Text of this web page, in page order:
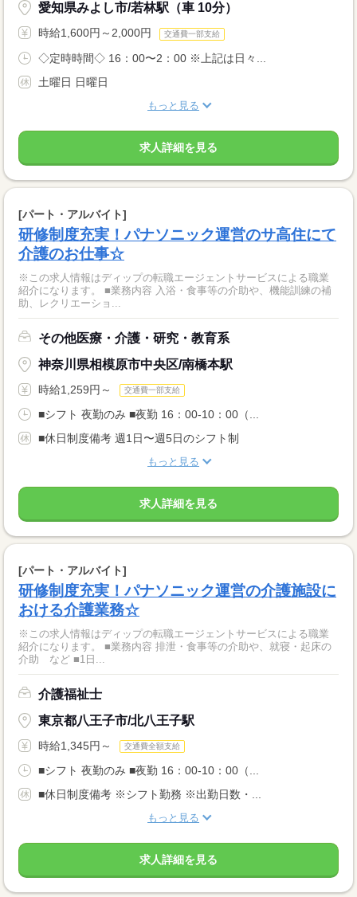
愛知県みよし市/若林駅（車 10分）
時給1,600円～2,000円 交通費一部支給
◇定時時間◇ 16：00〜2：00 ※上記は日々...
土曜日 日曜日
もっと見る
求人詳細を見る
[パート・アルバイト]
研修制度充実！パナソニック運営のサ高住にて
介護のお仕事☆
※この求人情報はディップの転職エージェントサービスによる職業
紹介になります。 ■業務内容 入浴・食事等の介助や、機能訓練の補
助、レクリエーショ...
その他医療・介護・研究・教育系
神奈川県相模原市中央区/南橋本駅
時給1,259円～ 交通費一部支給
■シフト 夜勤のみ ■夜勤 16：00-10：00（...
■休日制度備考 週1日〜週5日のシフト制
もっと見る
求人詳細を見る
[パート・アルバイト]
研修制度充実！パナソニック運営の介護施設に
おける介護業務☆
※この求人情報はディップの転職エージェントサービスによる職業
紹介になります。 ■業務内容 排泄・食事等の介助や、就寝・起床の
介助 など ■1日...
介護福祉士
東京都八王子市/北八王子駅
時給1,345円～ 交通費全額支給
■シフト 夜勤のみ ■夜勤 16：00-10：00（...
■休日制度備考 ※シフト勤務 ※出勤日数・...
もっと見る
求人詳細を見る